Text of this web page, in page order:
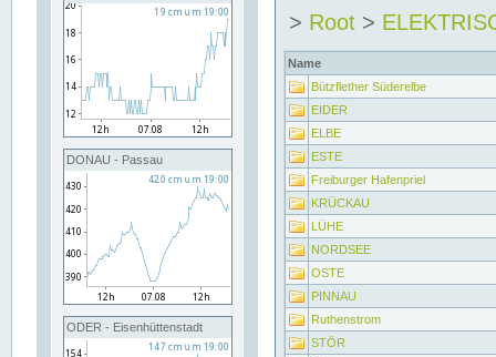
DONAU - Passau
ODER - Eisenhüttenstadt
> Root >
Name
Bützflether Süderelbe
EIDER
ELBE
ESTE
Freiburger Hafenpriel
KRÜCKAU
LÜHE
NORDSEE
OSTE
PINNAU
Ruthenstrom
STÖR